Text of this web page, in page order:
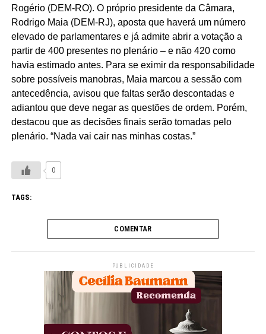
Rogério (DEM-RO). O próprio presidente da Câmara,
Rodrigo Maia (DEM-RJ), aposta que haverá um número
elevado de parlamentares e já admite abrir a votação a
partir de 400 presentes no plenário – e não 420 como
havia estimado antes. Para se eximir da responsabilidade
sobre possíveis manobras, Maia marcou a sessão com
antecedência, avisou que faltas serão descontadas e
adiantou que deve negar as questões de ordem. Porém,
destacou que as decisões finais serão tomadas pelo
plenário. “Nada vai cair nas minhas costas.”
0
TAGS:
COMENTAR
PUBLICIDADE